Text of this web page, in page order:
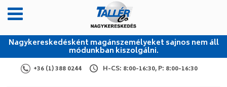
Nagykereskedésként magánszemélyeket sajnos nem áll
módunkban kiszolgálni.
+36 (1) 388 0244 H-CS: 8:00-16:30, P: 8:00-16:30